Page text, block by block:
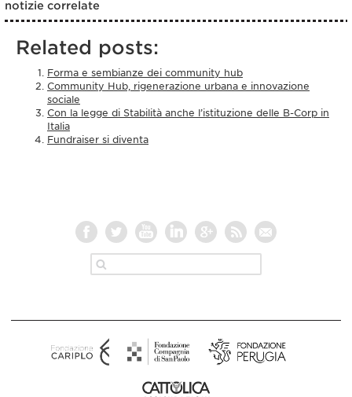
notizie correlate
Related posts:
Forma e sembianze dei community hub
Community Hub, rigenerazione urbana e innovazione
sociale
Con la legge di Stabilità anche l’istituzione delle B-Corp in
Italia
Fundraiser si diventa